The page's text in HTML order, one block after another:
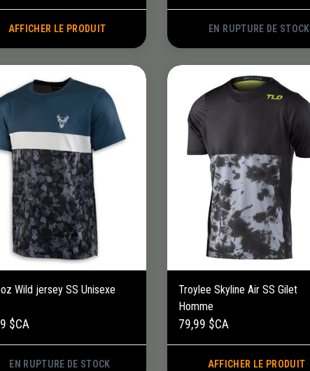
AFFICHER LE PRODUIT EN RUPTURE DE STOCK
Wild jersey SS Unisexe
$CA
EN RUPTURE DE STOCK
Troylee Skyline Air SS Gilet
Homme
79,99 $CA
AFFICHER LE PRODUIT